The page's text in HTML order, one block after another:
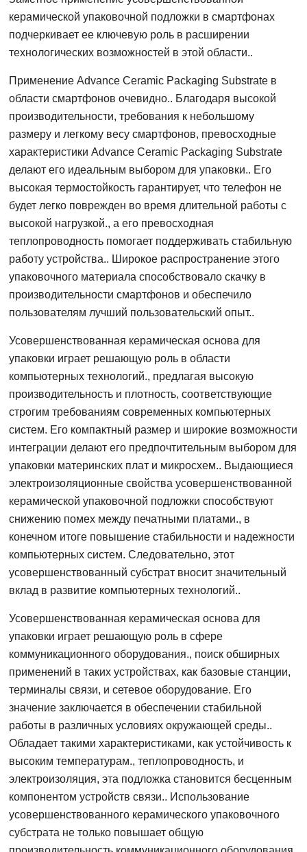
керамической упаковочной подложки в смартфонах
подчеркивает ее ключевую роль в расширении
технологических возможностей в этой области..
Применение Advance Ceramic Packaging Substrate в
области смартфонов очевидно.. Благодаря высокой
производительности, требования к небольшому
размеру и легкому весу смартфонов, превосходные
характеристики Advance Ceramic Packaging Substrate
делают его идеальным выбором для упаковки.. Его
высокая термостойкость гарантирует, что телефон не
будет легко поврежден во время длительной работы с
высокой нагрузкой., а его превосходная
теплопроводность помогает поддерживать стабильную
работу устройства.. Широкое распространение этого
упаковочного материала способствовало скачку в
производительности смартфонов и обеспечило
пользователям лучший пользовательский опыт..
Усовершенствованная керамическая основа для
упаковки играет решающую роль в области
компьютерных технологий., предлагая высокую
производительность и плотность, соответствующие
строгим требованиям современных компьютерных
систем. Его компактный размер и широкие возможности
интеграции делают его предпочтительным выбором для
упаковки материнских плат и микросхем.. Выдающиеся
электроизоляционные свойства усовершенствованной
керамической упаковочной подложки способствуют
снижению помех между печатными платами., в
конечном итоге повышение стабильности и надежности
компьютерных систем. Следовательно, этот
усовершенствованный субстрат вносит значительный
вклад в развитие компьютерных технологий..
Усовершенствованная керамическая основа для
упаковки играет решающую роль в сфере
коммуникационного оборудования., поиск обширных
применений в таких устройствах, как базовые станции,
терминалы связи, и сетевое оборудование. Его
значение заключается в обеспечении стабильной
работы в различных условиях окружающей среды..
Обладает такими характеристиками, как устойчивость к
высоким температурам., теплопроводность, и
электроизоляция, эта подложка становится бесценным
компонентом устройств связи.. Использование
усовершенствованного керамического упаковочного
субстрата не только повышает общую